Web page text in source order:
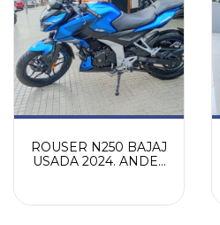
ROUSER N250 BAJAJ
USADA 2024. ANDES